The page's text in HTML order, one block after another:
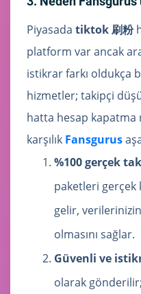
Piyasada tiktok 刷粉
platform var ancak
istikrar farkı oldukça
hizmetler; takipçi
hatta hesap kapatma
karşılık Fansgurus
%100 gerçek
paketleri gerçek
gelir,
olmasını sağlar.
Güvenli ve
olarak gönderilir;